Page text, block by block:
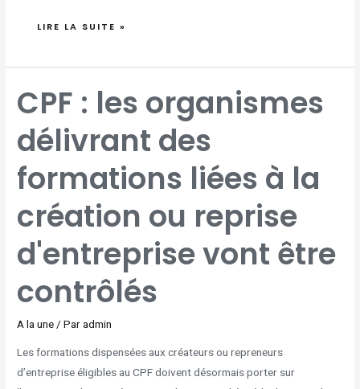
LIRE LA SUITE »
CPF : les organismes
délivrant des
formations liées à la
création ou reprise
d'entreprise vont être
contrôlés
A la une / Paradmin
Les formations dispensées aux créateurs ou repreneurs
d’entreprise éligibles au CPF doivent désormais porter sur
:
LES
ORGANISMES
DES
FORMATIONS
LIÉES
À
OU
REPRISE
D'ENTREPRISE
ÊTRE
CONTRÔLÉS